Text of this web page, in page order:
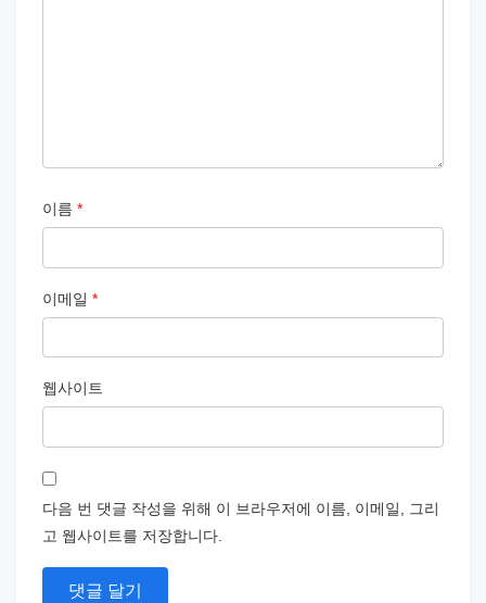
이름 *
이메일 *
웹사이트
다음 번 댓글 작성을 위해 이 브라우저에 이름, 이메일, 그리
고 웹사이트를 저장합니다.